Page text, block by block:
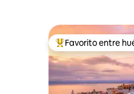
Favorito entre
Favorito entre